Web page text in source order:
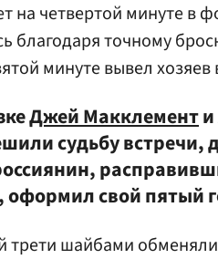
на четвертой минуте в
благодаря точному
минуте вывел хозяев
Джей Макклемент
судьбу встречи,
свой пятый
трети шайбами